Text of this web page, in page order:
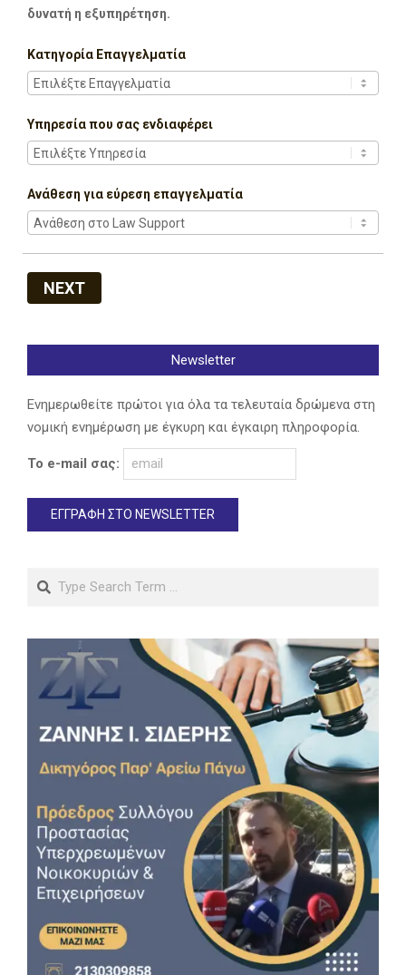
δυνατή η εξυπηρέτηση.
Κατηγορία Επαγγελματία
Υπηρεσία που σας ενδιαφέρει
Ανάθεση για εύρεση επαγγελματία
NEXT
Newsletter
Ενημερωθείτε πρώτοι για όλα τα τελευταία δρώμενα στη
νομική ενημέρωση με έγκυρη και έγκαιρη πληροφορία.
Το e-mail σας:
Search